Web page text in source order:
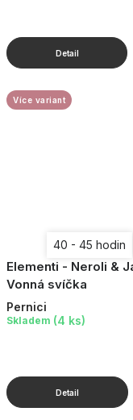
Elementi - Neroli &
Vonná svíčka
Více variant
40 - 45 hodin
Pernici
Skladem (4 ks)